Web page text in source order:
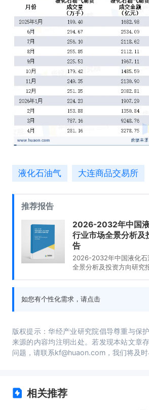
液化石油气 大连商品交易所
推荐报告
2026-2032年中国
行业市场全景分析及
告
2026-2032年中国液化石
全景分析及投资方向研究
如您有个性化需求，请点击
版权提示：华经产业研究院倡导尊重与保
来源的内容均注明出处。若发现本站文章
问题，请联系kf@huaon.com，我们将及时
相关推荐